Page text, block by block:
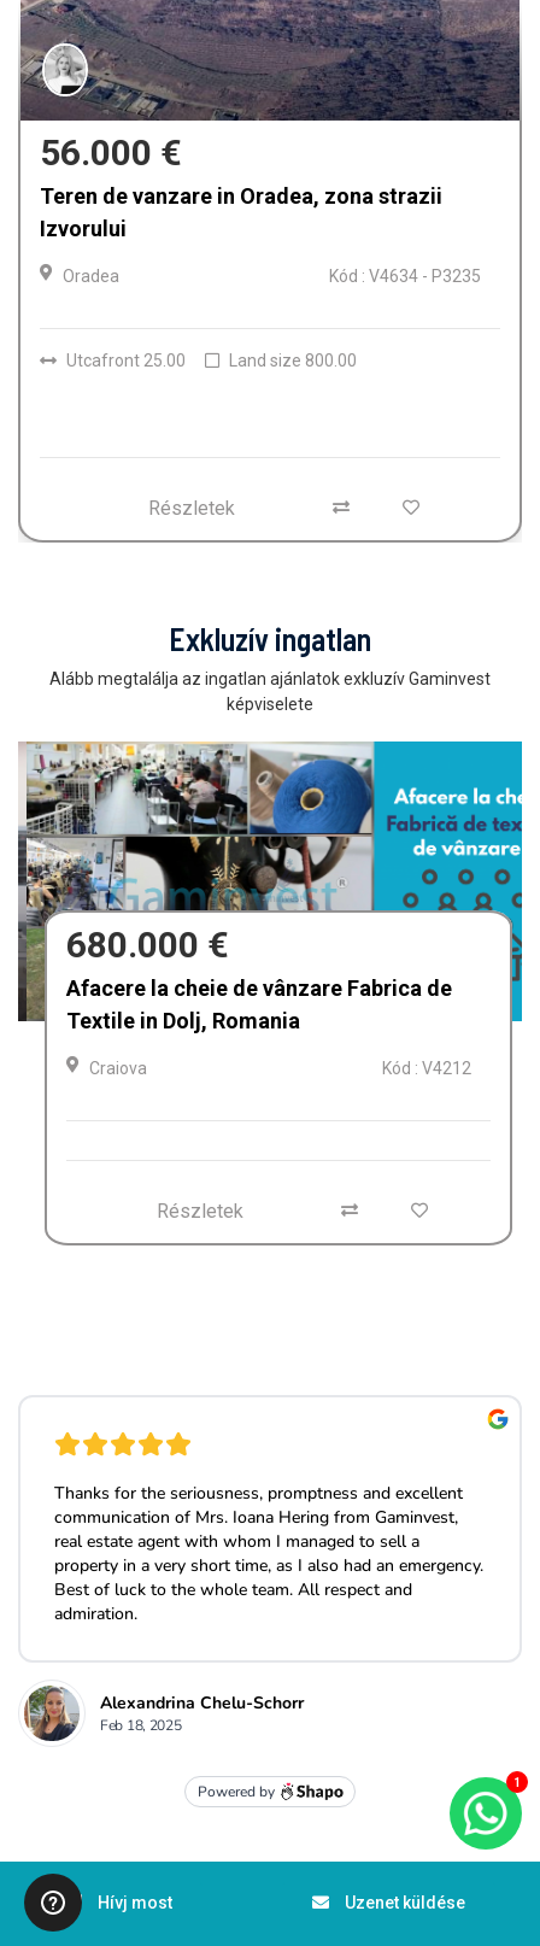
1
159.900 €
Casa de vanzare in Oradea, Iosia
Szobák 4 Fürdőszobák 2
Land size 150.00
Részletek
Exkluzív ingatlan
Alább megtalálja az ingatlan ajánlatok exkluzív Gaminvest
képviselete
680.000 €
Afacere la cheie de vânzare Fabrica de
Textile in Dolj, Romania
Craiova Kód : V4212
Részletek
Hívj most Uzenet küldése